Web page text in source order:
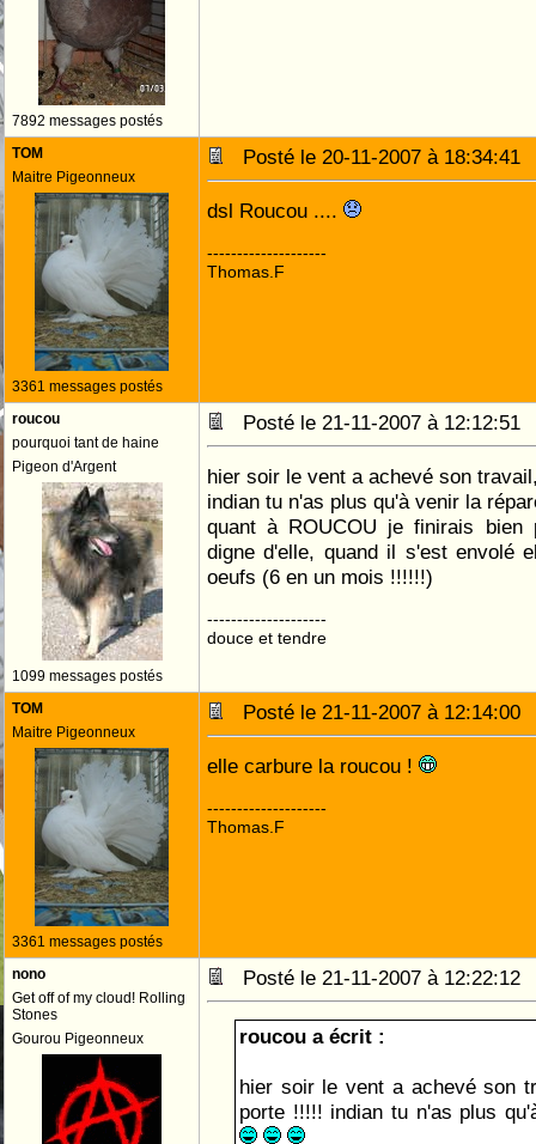
7892 messages postés
TOM
Maitre Pigeonneux
3361 messages postés
Posté le 20-11-2007 à
dsl Roucou ....
--------------------
Thomas.F
roucou
pourquoi tant de haine
Pigeon d'Argent
1099 messages postés
Posté le 21-11-2007 à
hier soir le vent a achevé son
indian tu n'as plus qu'à venir la
quant à ROUCOU je finirais
digne d'elle, quand il s'est envolé
oeufs (6 en un mois !!!!!!)
--------------------
douce et tendre
TOM
Maitre Pigeonneux
3361 messages postés
Posté le 21-11-2007 à
elle carbure la roucou !
--------------------
Thomas.F
nono
Get off of my cloud! Rolling
Stones
Gourou Pigeonneux
Posté le 21-11-2007 à
roucou a écrit :
hier soir le vent a achevé son
porte !!!!! indian tu n'as plus